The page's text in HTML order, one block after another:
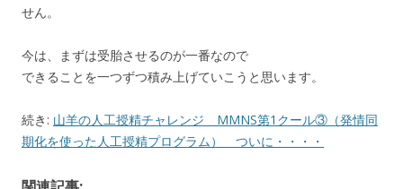
せん。
今は、まずは受胎させるのが一番なので
できることを一つずつ積み上げていこうと思います。
続き: 山羊の人工授精チャレンジ MMNS第1クール③（発情同
期化を使った人工授精プログラム） ついに・・・・